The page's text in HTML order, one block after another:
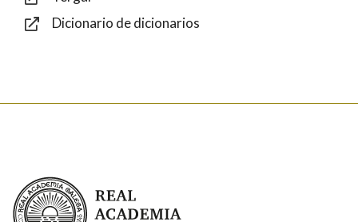
Dicionario de dicionarios
Real Academia Galega